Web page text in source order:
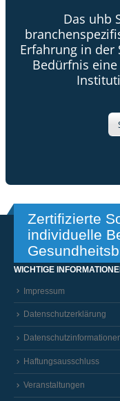
Das uhb
Erfahrung in der
Bedürfnis
Zertifizierte
individuelle
WICHTIGE
Impressum
Datenschutzerklärung
Haftungsausschluss
Veranstaltungen